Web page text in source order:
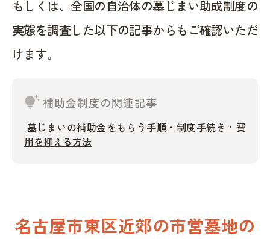
もしくは、全国の自治体の墓じまい助成制度の
実態を調査した以下の記事からもご確認いただ
けます。
tips_and_updates補助金制度の関連記事
墓じまいの補助金をもらう手順・制度手続き・費
用を抑える方法
名古屋市東区近郊の市営墓地の